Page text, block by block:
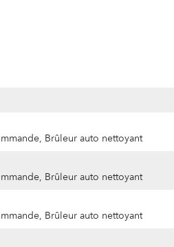
Brûleur auto nettoyant
Brûleur auto nettoyant
Brûleur auto nettoyant